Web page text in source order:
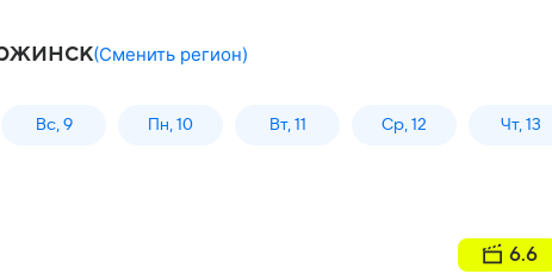
(Сменить регион)
Вс, 9 Пн, 10 Вт, 11 Ср, 12 Чт, 13
6.6